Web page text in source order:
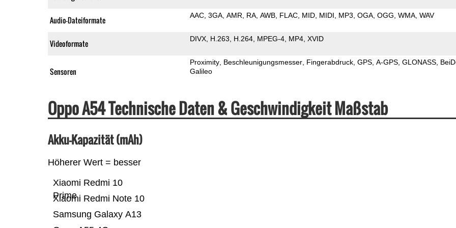
Audio-Dateiformate AAC 3GA AMR RA AWB FLAC MID MIDI MP3 OGA OGG WMA WAV
Videoformate DIVX H.263 H.264 MPEG-4 MP4 XVID
Sensoren
Proximity Beschleunigungsmesser Fingerabdruck GPS A-GPS GLONASS
Galileo
Oppo A54 Technische Daten & Geschwindigkeit Maßstab
Akku-Kapazität (mAh)
Höherer Wert = besser
Samsung Galaxy A13
Xiaomi Redmi Note 10
Xiaomi Redmi 10
Prime